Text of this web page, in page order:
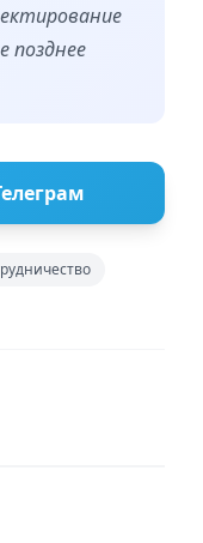
позднее